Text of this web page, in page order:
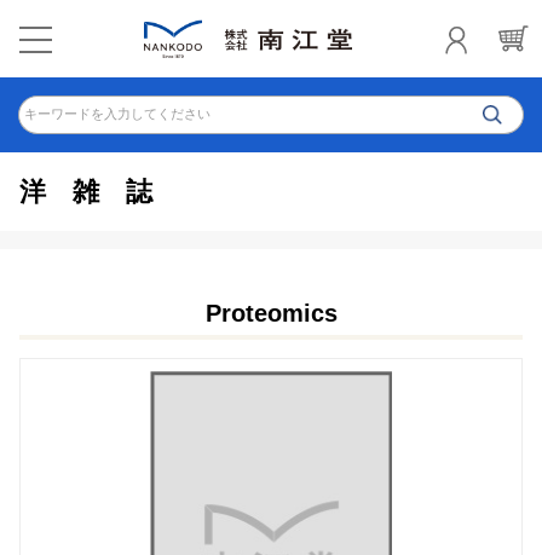
キーワードを入力してください
洋雑誌
Proteomics